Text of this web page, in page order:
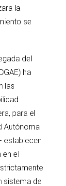
la
se
del
ha
las
para el
Autónoma
establecen
el
sistema de